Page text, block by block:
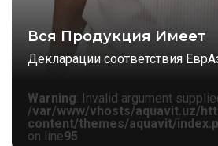
Вся Продукция Имеет
Декларации соответствия
Warning: Invalid argument
/var/www/vhosts/aquavit.uz/
content/themes/aquavit/
on line95